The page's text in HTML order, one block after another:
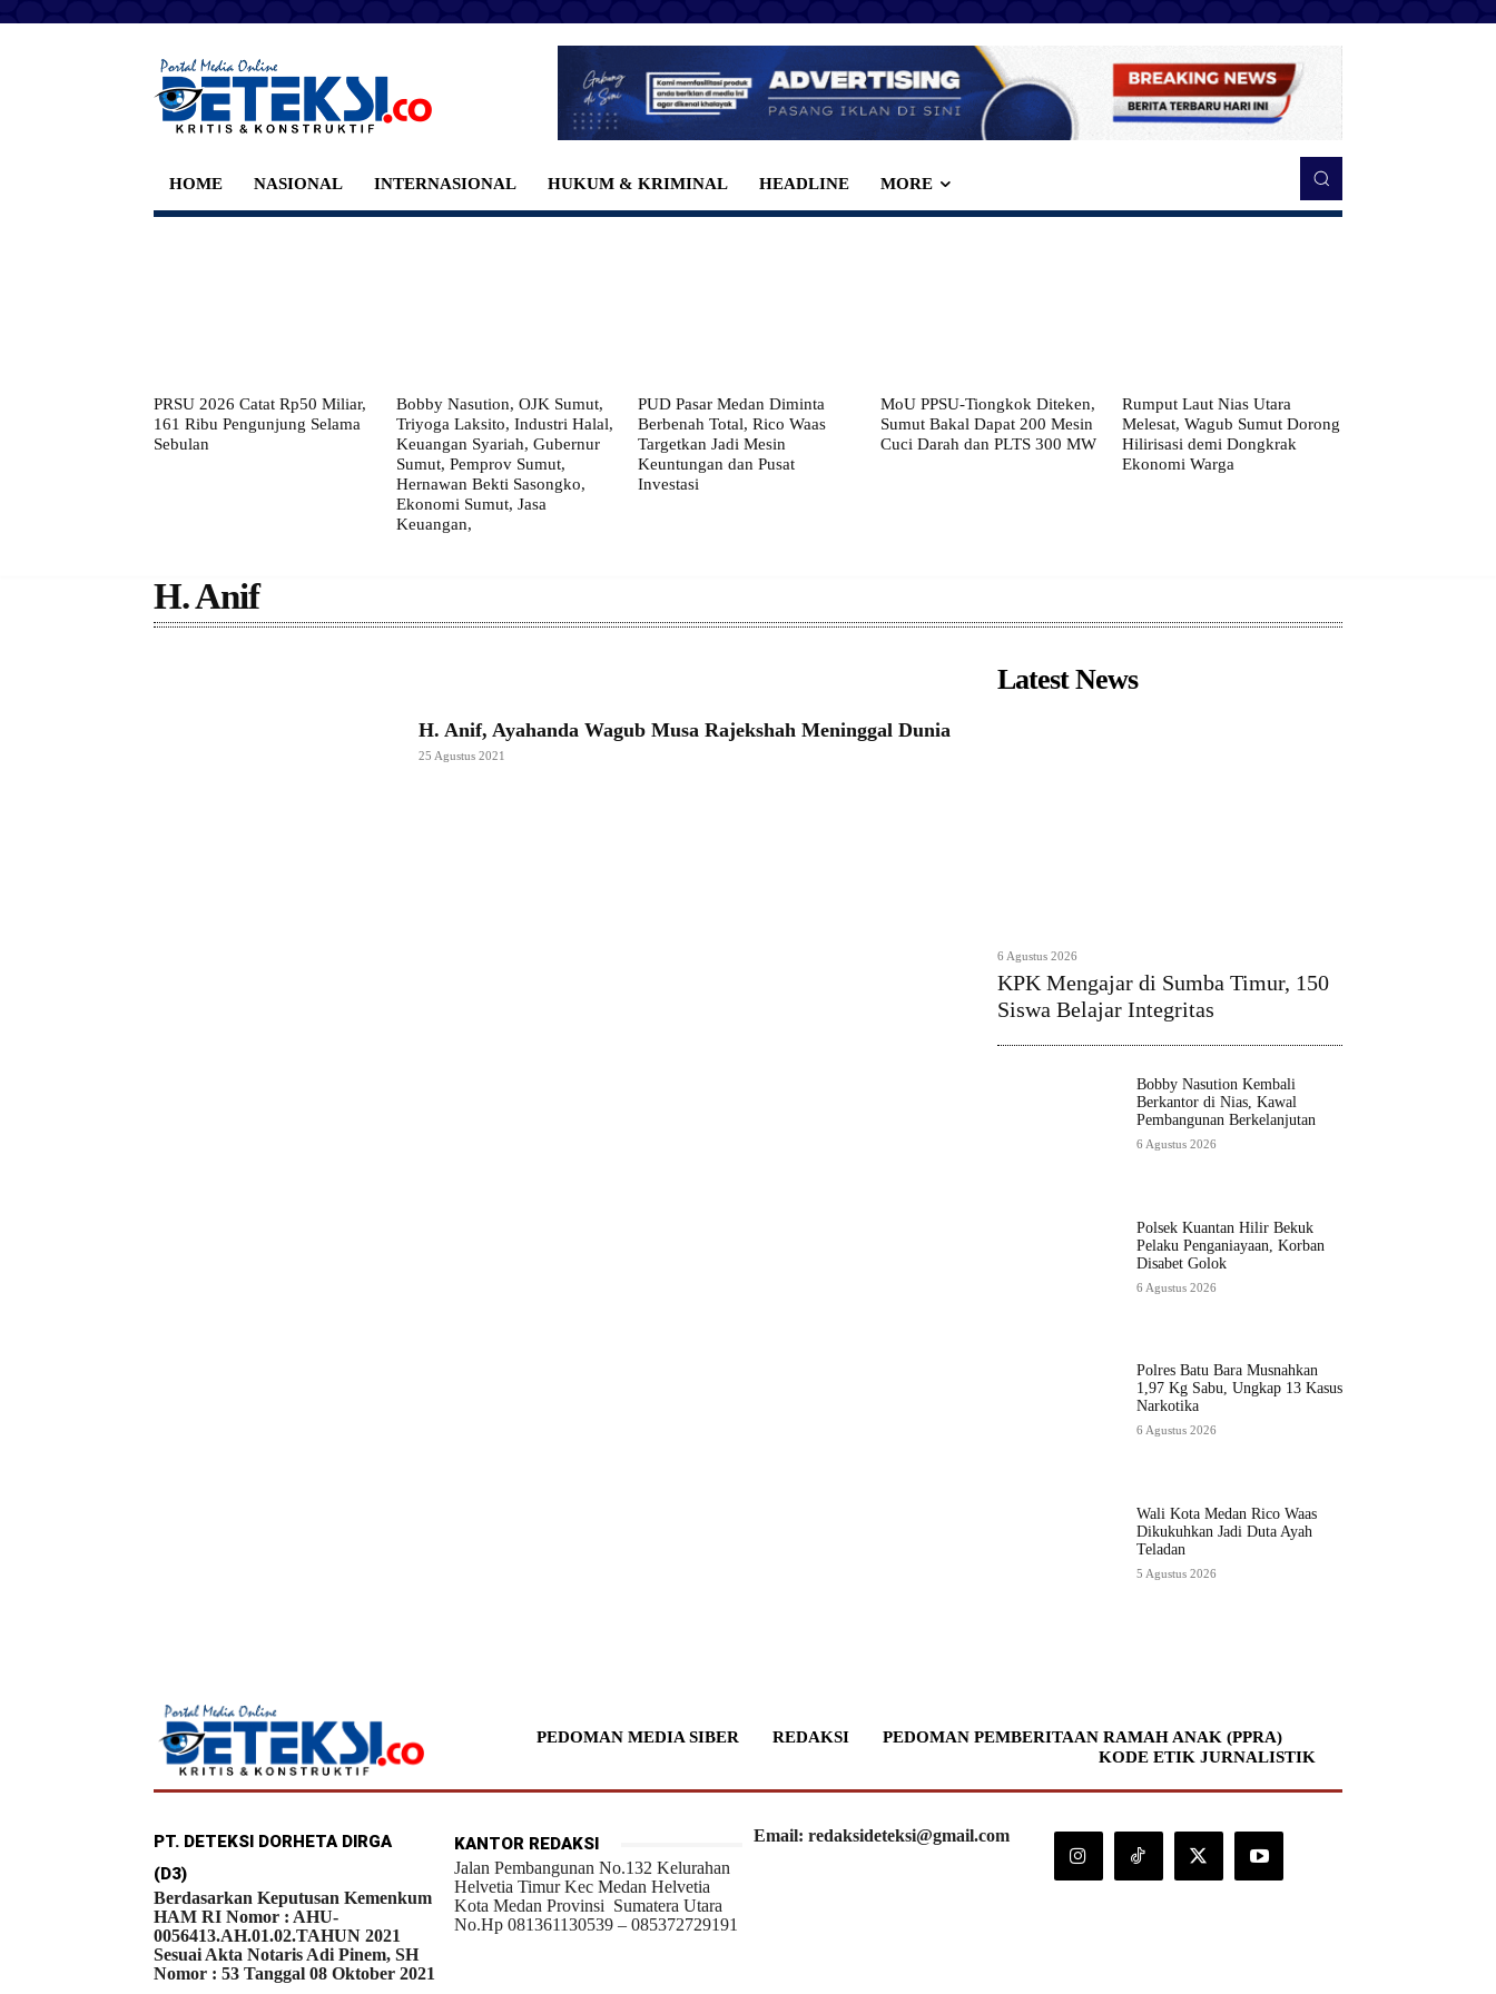
HOME NASIONAL INTERNASIONAL HUKUM & KRIMINAL HEADLINE MORE
PRSU 2026 Catat Rp50 Miliar,
161 Ribu Pengunjung Selama
Sebulan
Bobby Nasution, OJK Sumut,
Triyoga Laksito, Industri Halal,
Keuangan Syariah, Gubernur
Sumut, Pemprov Sumut,
Hernawan Bekti Sasongko,
Ekonomi Sumut, Jasa
Keuangan,
PUD Pasar Medan Diminta
Berbenah Total, Rico Waas
Targetkan Jadi Mesin
Keuntungan dan Pusat
Investasi
MoU PPSU-Tiongkok Diteken,
Sumut Bakal Dapat 200 Mesin
Cuci Darah dan PLTS 300 MW
Rumput Laut Nias Utara
Melesat, Wagub Sumut Dorong
Hilirisasi demi Dongkrak
Ekonomi Warga
H. Anif
H. Anif, Ayahanda Wagub Musa Rajekshah Meninggal Dunia
25 Agustus 2021
Latest News
6 Agustus 2026
KPK Mengajar di Sumba Timur, 150
Siswa Belajar Integritas
Bobby Nasution Kembali
Berkantor di Nias, Kawal
Pembangunan Berkelanjutan
6 Agustus 2026
Polsek Kuantan Hilir Bekuk
Pelaku Penganiayaan, Korban
Disabet Golok
6 Agustus 2026
Polres Batu Bara Musnahkan
1,97 Kg Sabu, Ungkap 13 Kasus
Narkotika
6 Agustus 2026
Wali Kota Medan Rico Waas
Dikukuhkan Jadi Duta Ayah
Teladan
5 Agustus 2026
PEDOMAN MEDIA SIBER REDAKSI
PEDOMAN PEMBERITAAN RAMAH ANAK (PPRA)
KODE ETIK JURNALISTIK
PT. DETEKSI DORHETA DIRGA
(D3)
Berdasarkan Keputusan Kemenkum
HAM RI Nomor : AHU-
0056413.AH.01.02.TAHUN 2021
Sesuai Akta Notaris Adi Pinem, SH
Nomor : 53 Tanggal 08 Oktober 2021
KANTOR REDAKSI
Jalan Pembangunan No.132 Kelurahan
Helvetia Timur Kec Medan Helvetia
Kota Medan Provinsi Sumatera Utara
No.Hp 081361130539 – 085372729191
Email: redaksideteksi@gmail.com